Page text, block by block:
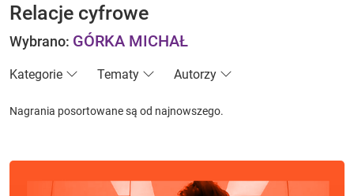
Relacje cyfrowe
Wybrano: GÓRKA MICHAŁ
Kategorie Tematy Autorzy
Nagrania posortowane są od najnowszego.